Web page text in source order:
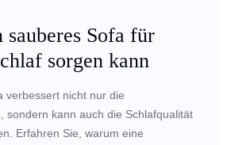
sauberes Sofa für
sorgen kann
verbessert nicht nur die
sondern kann auch die Schlafqualität
Erfahren Sie, warum eine